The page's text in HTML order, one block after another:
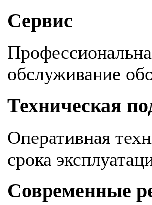
Сервис
обслуживание
Техническая
Оперативная
срока
Современные